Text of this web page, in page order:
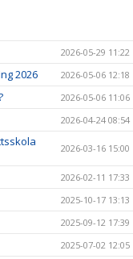
2026-05-29 11:22
2026 2026-05-06 12:18
2026-05-06 11:06
2026-04-24 08:54
2026-03-16 15:00
2026-02-11 17:33
2025-10-17 13:13
2025-09-12 17:39
2025-07-02 12:05